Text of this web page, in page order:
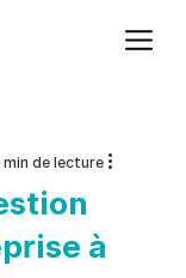
à
min de lecture